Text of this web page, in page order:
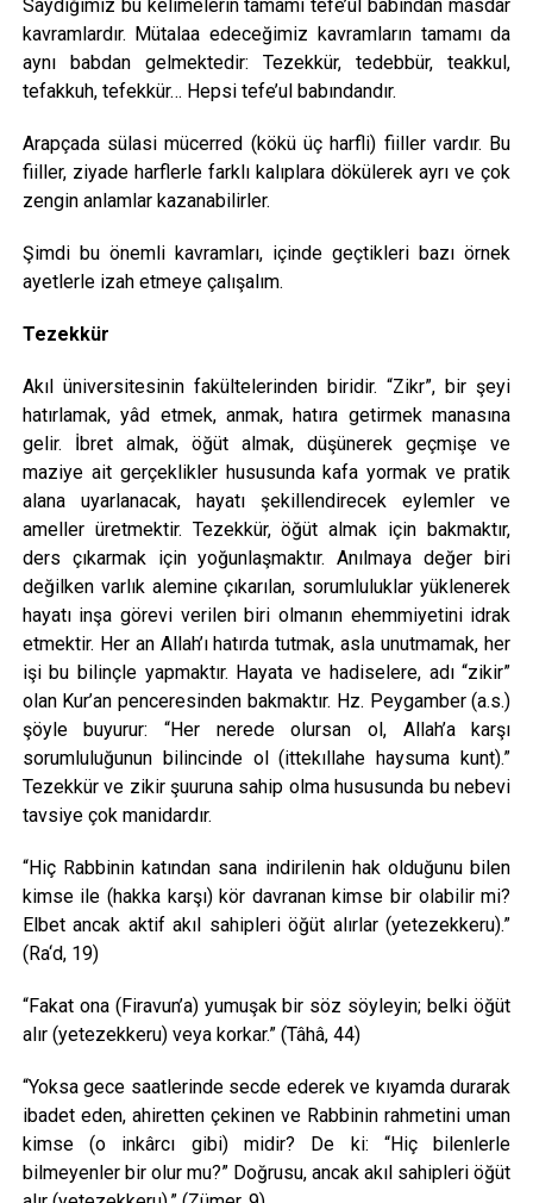
Saydığımız bu kelimelerin tamamı tefe’ul babından masdar
kavramlardır. Mütalaa edeceğimiz kavramların tamamı da
aynı babdan gelmektedir: Tezekkür, tedebbür, teakkul,
tefakkuh, tefekkür… Hepsi tefe’ul babındandır.
Arapçada sülasi mücerred (kökü üç harfli) fiiller vardır. Bu
fiiller, ziyade harflerle farklı kalıplara dökülerek ayrı ve çok
zengin anlamlar kazanabilirler.
Şimdi bu önemli kavramları, içinde geçtikleri bazı örnek
ayetlerle izah etmeye çalışalım.
Tezekkür
Akıl üniversitesinin fakültelerinden biridir. “Zikr”, bir şeyi
hatırlamak, yâd etmek, anmak, hatıra getirmek manasına
gelir. İbret almak, öğüt almak, düşünerek geçmişe ve
maziye ait gerçeklikler hususunda kafa yormak ve pratik
alana uyarlanacak, hayatı şekillendirecek eylemler ve
ameller üretmektir. Tezekkür, öğüt almak için bakmaktır,
ders çıkarmak için yoğunlaşmaktır. Anılmaya değer biri
değilken varlık alemine çıkarılan, sorumluluklar yüklenerek
hayatı inşa görevi verilen biri olmanın ehemmiyetini idrak
etmektir. Her an Allah’ı hatırda tutmak, asla unutmamak, her
işi bu bilinçle yapmaktır. Hayata ve hadiselere, adı “zikir”
olan Kur’an penceresinden bakmaktır. Hz. Peygamber (a.s.)
şöyle buyurur: “Her nerede olursan ol, Allah’a karşı
sorumluluğunun bilincinde ol (ittekıllahe haysuma kunt).”
Tezekkür ve zikir şuuruna sahip olma hususunda bu nebevi
tavsiye çok manidardır.
“Hiç Rabbinin katından sana indirilenin hak olduğunu bilen
kimse ile (hakka karşı) kör davranan kimse bir olabilir mi?
Elbet ancak aktif akıl sahipleri öğüt alırlar (yetezekkeru).”
(Ra‘d, 19)
“Fakat ona (Firavun’a) yumuşak bir söz söyleyin; belki öğüt
alır (yetezekkeru) veya korkar.” (Tâhâ, 44)
“Yoksa gece saatlerinde secde ederek ve kıyamda durarak
ibadet eden, ahiretten çekinen ve Rabbinin rahmetini uman
kimse (o inkârcı gibi) midir? De ki: “Hiç bilenlerle
bilmeyenler bir olur mu?” Doğrusu, ancak akıl sahipleri öğüt